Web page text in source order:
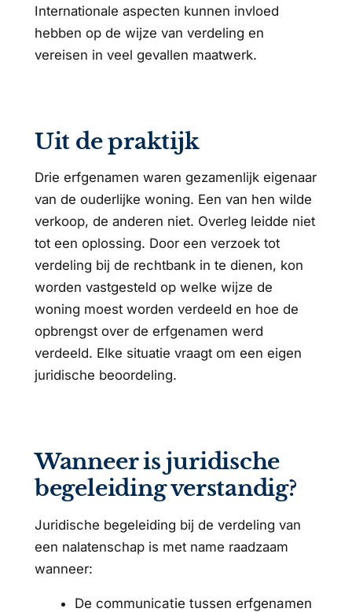
Internationale aspecten kunnen invloed
hebben op de wijze van verdeling en
vereisen in veel gevallen maatwerk.
Uit de praktijk
Drie erfgenamen waren gezamenlijk eigenaar
van de ouderlijke woning. Een van hen wilde
verkoop, de anderen niet. Overleg leidde niet
tot een oplossing. Door een verzoek tot
verdeling bij de rechtbank in te dienen, kon
worden vastgesteld op welke wijze de
woning moest worden verdeeld en hoe de
opbrengst over de erfgenamen werd
verdeeld. Elke situatie vraagt om een eigen
juridische beoordeling.
Wanneer is juridische
begeleiding verstandig?
Juridische begeleiding bij de verdeling van
een nalatenschap is met name raadzaam
wanneer:
De communicatie tussen erfgenamen